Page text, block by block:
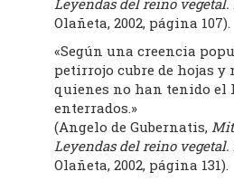
Leyendas del reino
Olañeta, 2002, página 107).
«Según una creencia
petirrojo cubre de hojas y
quienes no han tenido el
enterrados.»
(Angelo de Gubernatis,
Leyendas del reino
Olañeta, 2002, página 131).